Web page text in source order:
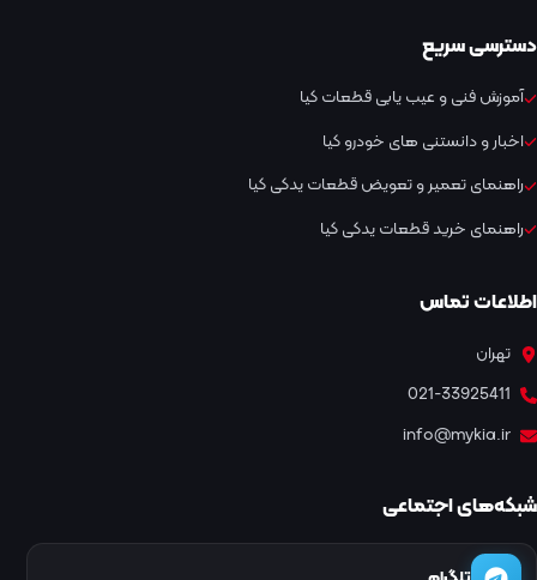
دسترسی سریع
آموزش فنی و عیب یابی قطعات کیا
اخبار و دانستنی های خودرو کیا
راهنمای تعمیر و تعویض قطعات یدکی کیا
راهنمای خرید قطعات یدکی کیا
اطلاعات تماس
تهران
021-33925411
info@mykia.ir
شبکه‌های اجتماعی